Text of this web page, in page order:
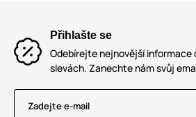
Přihlašte se
Odebírejte nejnovější informace
slevách. Zanechte nám svůj
Zadejte e-mail